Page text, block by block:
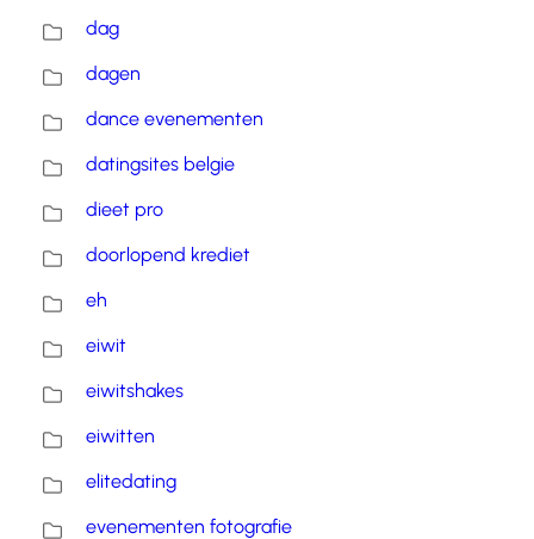
dag
dagen
dance evenementen
datingsites belgie
dieet pro
doorlopend krediet
eh
eiwit
eiwitshakes
eiwitten
elitedating
evenementen fotografie